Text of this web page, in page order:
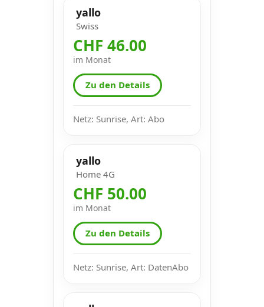
yallo
Swiss
CHF 46.00
im Monat
Zu den Details
Netz: Sunrise, Art: Abo
yallo
Home 4G
CHF 50.00
im Monat
Zu den Details
Netz: Sunrise, Art: DatenAbo